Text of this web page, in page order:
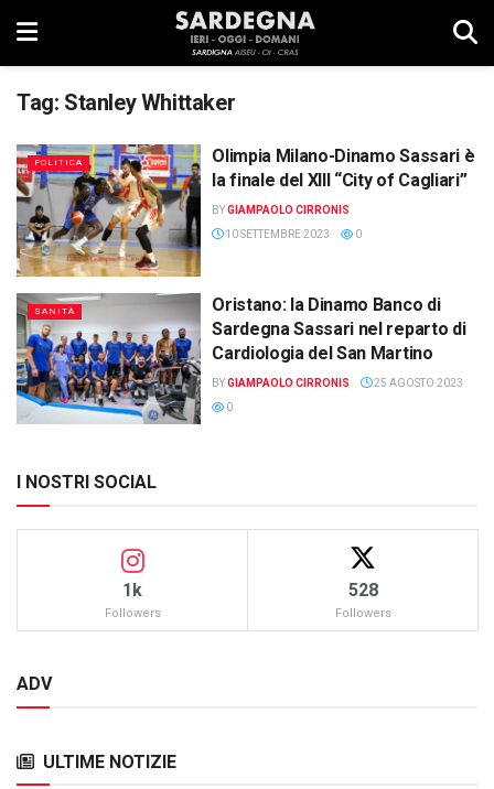
Tag: Stanley Whittaker
POLITICA
Olimpia Milano-Dinamo Sassari è
la finale del XIII “City of Cagliari”
BYGIAMPAOLO CIRRONIS
10 SETTEMBRE 2023
0
SANITÀ
Oristano: la Dinamo Banco di
Sardegna Sassari nel reparto di
Cardiologia del San Martino
BYGIAMPAOLO CIRRONIS
25 AGOSTO 2023
0
I NOSTRI SOCIAL
1k
Followers
528
Followers
ADV
ULTIME NOTIZIE